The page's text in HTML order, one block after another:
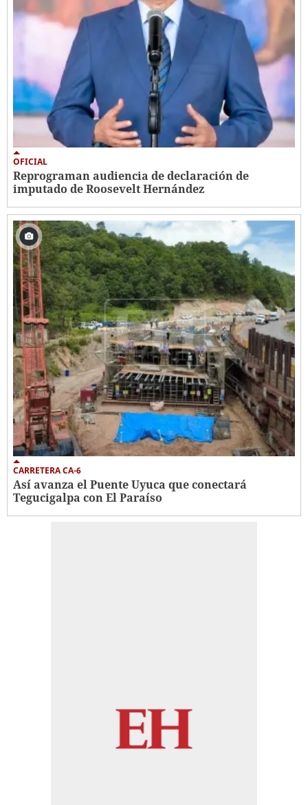
OFICIAL
Reprograman audiencia de declaración de
imputado de Roosevelt Hernández
CARRETERA CA-6
Así avanza el Puente Uyuca que conectará
Tegucigalpa con El Paraíso